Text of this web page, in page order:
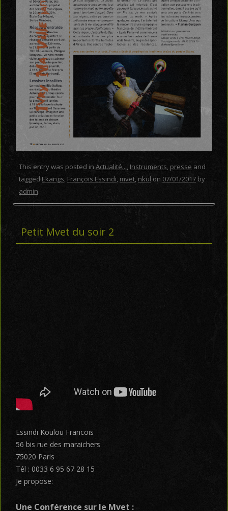
This entry was posted in Actualité...,Instruments, presse and
taggedEkangs, François Essindi,mvet,nkul on 07/01/2017by
admin.
Petit Mvet du soir 2
Essindi Koulou Francois
56 bis rue des maraichers
75020 Paris
Tél : 0033 6 95 67 28 15
Je propose:
Une Conférence sur le Mvet :